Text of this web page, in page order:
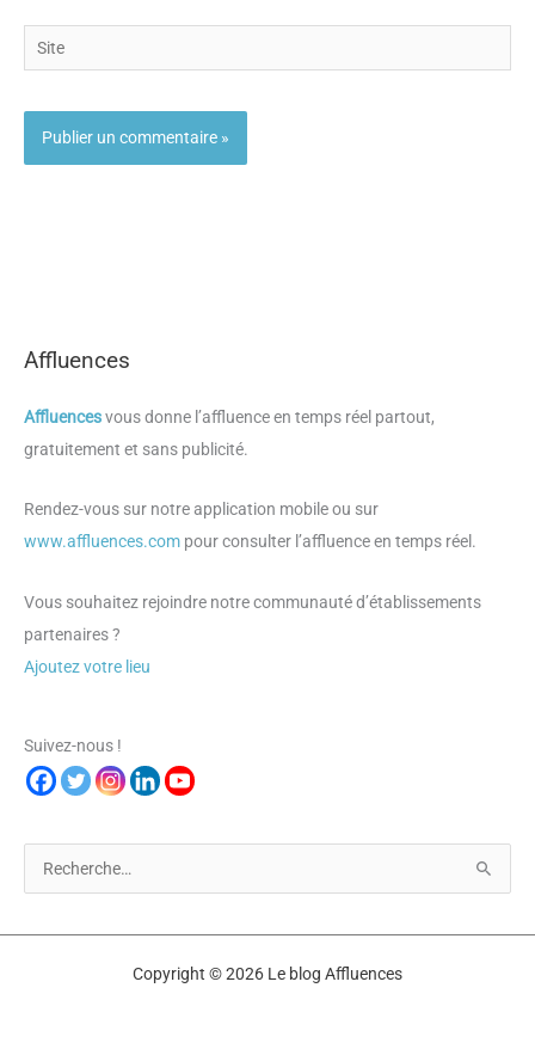
Site
Affluences
Affluencesvous donne l’affluence en temps réel partout,
gratuitement et sans publicité.
Rendez-vous sur notre application mobile ou sur
www.affluences.com pour consulter l’affluence en temps réel.
Vous souhaitez rejoindre notre communauté d’établissements
partenaires ?
Ajoutez votre lieu
Suivez-nous !
e
Copyright © 2026 Le blog Affluences